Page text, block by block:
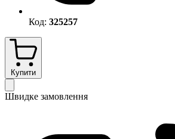
Код: 325257
Купити
Швидке замовлення